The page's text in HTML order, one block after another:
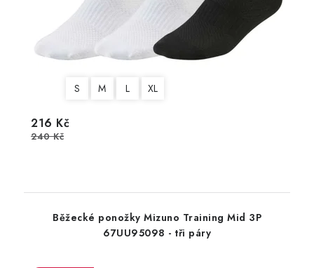
S M L XL
216 Kč
240 Kč
Běžecké ponožky Mizuno Training Mid 3P
67UU95098 - tři páry